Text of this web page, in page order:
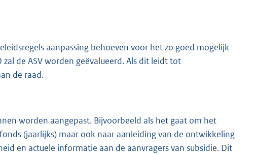
aanpassing behoeven voor het zo goed mogelijk
de ASV worden geëvalueerd. Als dit leidt tot
de raad.
worden aangepast. Bijvoorbeeld als het gaat om het
(jaarlijks) maar ook naar aanleiding van de ontwikkeling
en actuele informatie aan de aanvragers van subsidie. Dit